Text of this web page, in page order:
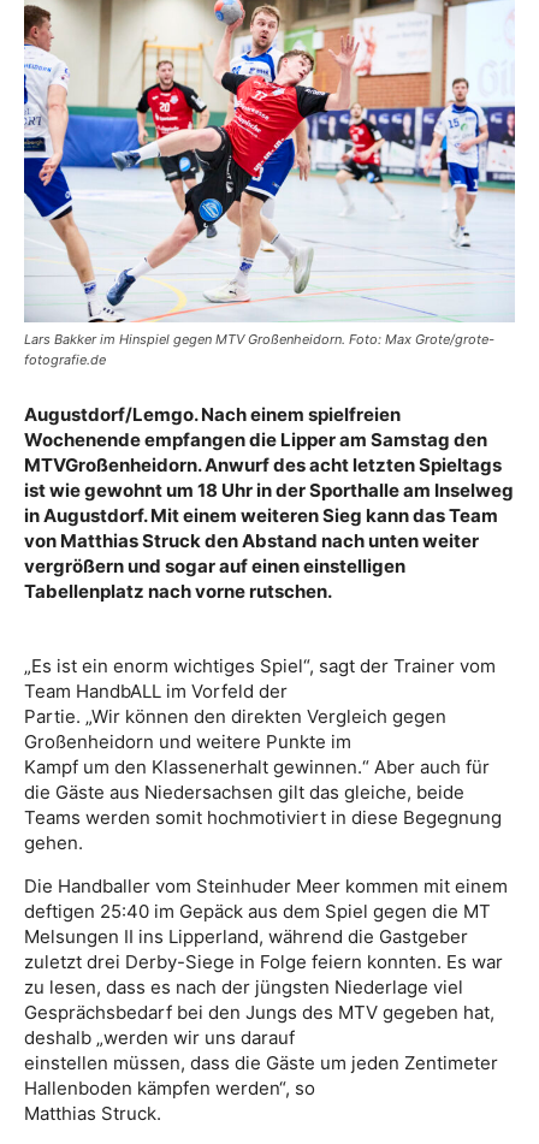
Lars Bakker im Hinspiel gegen MTV Großenheidorn. Foto: Max Grote/grote-
fotografie.de
Augustdorf/Lemgo. Nach einem spielfreien
Wochenende empfangen die Lipper am Samstag den
MTVGroßenheidorn. Anwurf des acht letzten Spieltags
ist wie gewohnt um 18 Uhr in der Sporthalle am Inselweg
in Augustdorf. Mit einem weiteren Sieg kann das Team
von Matthias Struck den Abstand nach unten weiter
vergrößern und sogar auf einen einstelligen
Tabellenplatz nach vorne rutschen.
„Es ist ein enorm wichtiges Spiel“, sagt der Trainer vom
Team HandbALL im Vorfeld der
Partie. „Wir können den direkten Vergleich gegen
Großenheidorn und weitere Punkte im
Kampf um den Klassenerhalt gewinnen.“ Aber auch für
die Gäste aus Niedersachsen gilt das gleiche, beide
Teams werden somit hochmotiviert in diese Begegnung
gehen.
Die Handballer vom Steinhuder Meer kommen mit einem
deftigen 25:40 im Gepäck aus dem Spiel gegen die MT
Melsungen II ins Lipperland, während die Gastgeber
zuletzt drei Derby-Siege in Folge feiern konnten. Es war
zu lesen, dass es nach der jüngsten Niederlage viel
Gesprächsbedarf bei den Jungs des MTV gegeben hat,
deshalb „werden wir uns darauf
einstellen müssen, dass die Gäste um jeden Zentimeter
Hallenboden kämpfen werden“, so
Matthias Struck.